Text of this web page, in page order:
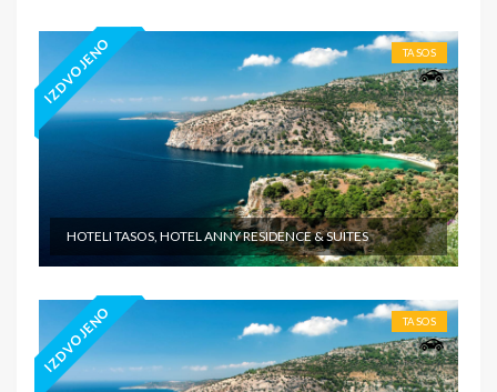
IZDVOJENO TASOS
HOTELI TASOS, HOTEL ANNY RESIDENCE & SUITES
IZDVOJENO TASOS